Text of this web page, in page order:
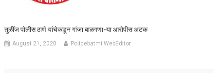
तुळींज पोलीस ठाणे यांचेकडून गांजा बाळगणा-या आरोपीस अटक
August 21, 2020 Policebatmi WebEditor